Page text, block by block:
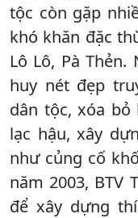
tộc còn gặp
khó khăn đặc
Lô Lô, Pà
huy nét đẹp
dân tộc, xóa
lạc hậu, xây
như củng cố
năm 2003, BTV
để xây dựng